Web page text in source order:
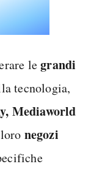
legrandi
tecnologia,
Mediaworld
negozi